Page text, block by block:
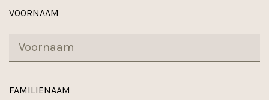
VOORNAAM
FAMILIENAAM